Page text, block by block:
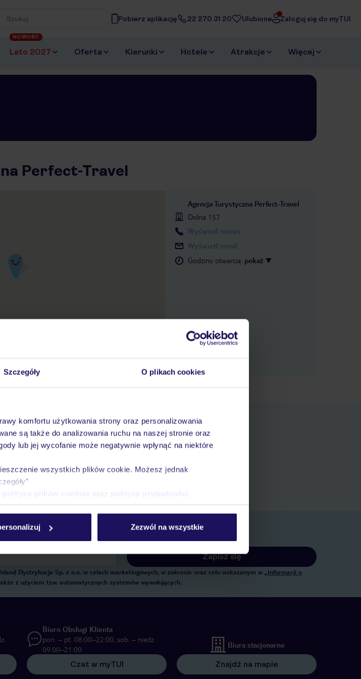
Szczegóły O plikach cookies
komfortu użytkowania strony oraz personalizowania
są także do analizowania ruchu na naszej stronie oraz
lub jej wycofanie może negatywnie wpłynąć na niektóre
wszystkich plików cookie. Możesz jednak
polityce plików cookies oraz polityce prywatności
Zezwól na wszystkie
frazę, której szukasz
Pobierz aplikację 22 270 31 20 Ulubione Zaloguj się do myTUI
Lato 2027
NOWOŚĆ
Oferta Kierunki Hotele Atrakcje Więcej
Perfect-Travel
Agencja Turystyczna Perfect-Travel
Dolna 157
Wyświetl numer
Wyświetl email
Godziny otwarcia: pokaż
bezpłatną aplikację TUI
wyszukiwanie i przeglądanie ofert
ulubionych ofert i możliwość ich udostępniania
wyszukiwań i ostatnio oglądanych ofert
z TUI i wszystkie informacje o Twojej rezerwacji w myTUI
Zapisz się
Dystrybucja Sp. z o.o. w celach marketingowych, w zakresie oraz celu wskazanym w „Informacji o
z użyciem tzw. automatycznych systemów wywołujących.
Biuro Obsługi Klienta
pon. – pt. 08:00–22:00, sob. – niedz.
09:00–21:00
Czat w myTUI
Biura stacjonarne
Znajdź na mapie